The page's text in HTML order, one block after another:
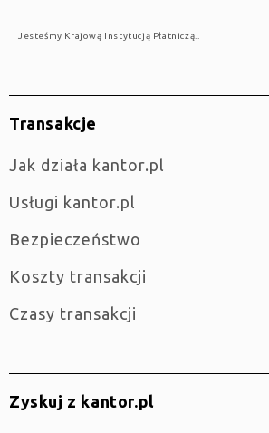
Jesteśmy Krajową Instytucją Płatniczą..
Transakcje
jak działa kantor.pl
Usługi kantor.pl
Bezpieczeństwo
Koszty transakcji
Czasy transakcji
Zyskuj z kantor.pl